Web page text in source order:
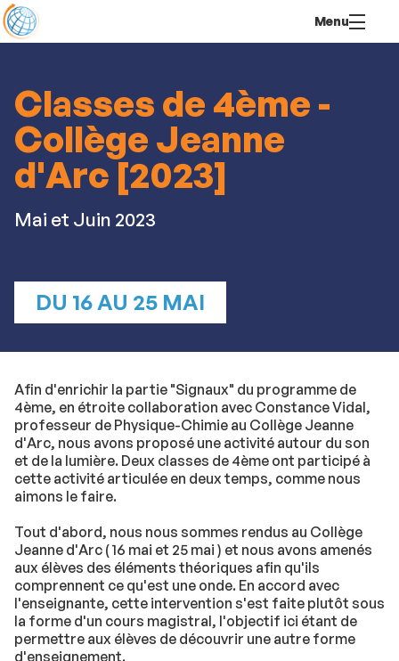
contenu
Menu
Classes de 4ème -
Collège Jeanne
d'Arc [2023]
Mai et Juin 2023
DU 16 AU 25 MAI
Afin d'enrichir la partie "Signaux" du programme de
4ème, en étroite collaboration avec Constance Vidal,
professeur de Physique-Chimie au Collège Jeanne
d'Arc, nous avons proposé une activité autour du son
et de la lumière. Deux classes de 4ème ont participé à
cette activité articulée en deux temps, comme nous
aimons le faire.
Tout d'abord, nous nous sommes rendus au Collège
Jeanne d'Arc ( 16 mai et 25 mai ) et nous avons amenés
aux élèves des éléments théoriques afin qu'ils
comprennent ce qu'est une onde. En accord avec
l'enseignante, cette intervention s'est faite plutôt sous
la forme d'un cours magistral, l'objectif ici étant de
permettre aux élèves de découvrir une autre forme
d'enseignement.